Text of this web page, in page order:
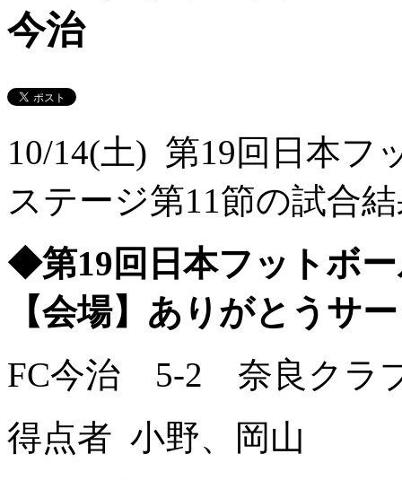
今治
10/14(土) 第19回日本フ
ステージ第11節の試合
◆第19回日本フットボ
【会場】ありがとうサ
FC今治 5-2 奈良クラ
得点者 小野、岡山